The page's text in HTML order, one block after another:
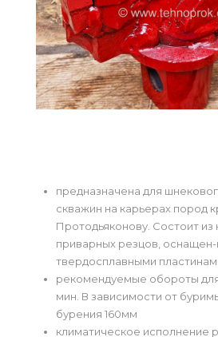
предназначена для
скважин на карьерах пород
Протодьяконову. Состоит из
приварных резцов,
твердосплавными
рекомендуемые обороты
мин. В зависимости от
бурения 160мм
климатическое исполнение